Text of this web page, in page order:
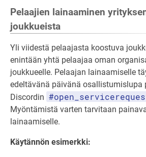
Pelaajien lainaaminen
joukkueista
Yli viidestä pelaajasta koostuva
enintään yhtä pelaajaa oman
joukkueelle. Pelaajan lainaamiselle
edeltävänä päivänä osallistumislupa
Discordin
Myöntämistä varten tarvitaan
lainaamiselle.
Käytännön esimerkki: